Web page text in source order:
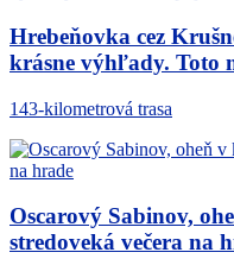
Hrebeňovka cez
krásne výhľady. Toto
143-kilometrová trasa
Oscarový Sabinov,
stredoveká večera na